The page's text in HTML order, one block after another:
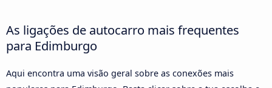
As ligações de autocarro mais frequentes
para Edimburgo
Aqui encontra uma visão geral sobre as conexões mais